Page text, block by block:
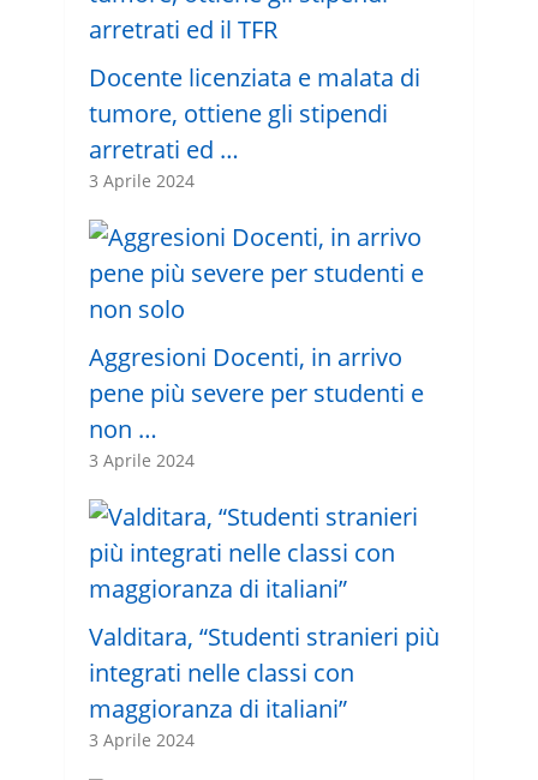
Docente licenziata e malata di
tumore, ottiene gli stipendi
arretrati ed …
3 Aprile 2024
Aggresioni Docenti, in arrivo
pene più severe per studenti e
non …
3 Aprile 2024
Valditara, “Studenti stranieri più
integrati nelle classi con
maggioranza di italiani”
3 Aprile 2024